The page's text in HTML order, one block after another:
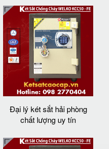
Đại lý két sắt hải phòng
chất lượng uy tín